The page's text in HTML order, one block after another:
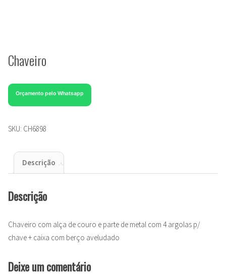
Chaveiro
Orçamento pelo Whatsapp
SKU: CH6898
Descrição
Descrição
Chaveiro com alça de couro e parte de metal com 4 argolas p/
chave + caixa com berço aveludado
Deixe um comentário